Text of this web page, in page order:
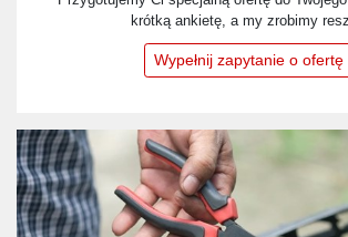
krótką ankietę, a my zrobimy
Wypełnij zapytanie o ofertę